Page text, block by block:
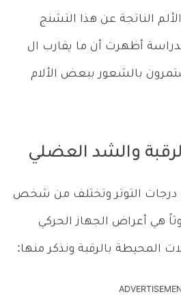
الناتجة عن هذا التشنج
أظهرت أن ما يقارب ال
بالشعور ببعض الألام
والشد العضلي
درجات التوتر وتختلف من شخص
هي أعراض الجهاز الحركي
المحيطة بالرقبة ونذكر منها: